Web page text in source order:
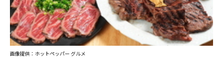
画像提供：ホットペッパー グルメ